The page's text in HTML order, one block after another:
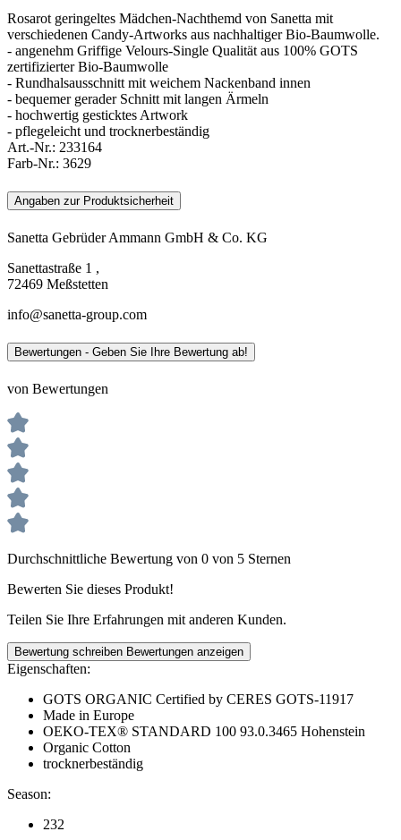
Rosarot geringeltes Mädchen-Nachthemd von Sanetta mit
verschiedenen Candy-Artworks aus nachhaltiger Bio-Baumwolle.
- angenehm Griffige Velours-Single Qualität aus 100% GOTS
zertifizierter Bio-Baumwolle
- Rundhalsausschnitt mit weichem Nackenband innen
- bequemer gerader Schnitt mit langen Ärmeln
- hochwertig gesticktes Artwork
- pflegeleicht und trocknerbeständig
Art.-Nr.: 233164
Farb-Nr.: 3629
Angaben zur Produktsicherheit
Sanetta Gebrüder Ammann GmbH & Co. KG
Sanettastraße 1 ,
72469 Meßstetten
info@sanetta-group.com
Bewertungen - Geben Sie Ihre Bewertung ab!
von Bewertungen
Durchschnittliche Bewertung von 0 von 5 Sternen
Bewerten Sie dieses Produkt!
Teilen Sie Ihre Erfahrungen mit anderen Kunden.
Bewertung schreiben Bewertungen anzeigen
Eigenschaften:
GOTS ORGANIC Certified by CERES GOTS-11917
Made in Europe
OEKO-TEX® STANDARD 100 93.0.3465 Hohenstein
Organic Cotton
trocknerbeständig
Season:
232